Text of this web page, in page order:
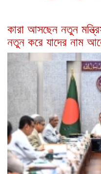
কারা আসছেন নতুন
নতুন করে যাদের নাম